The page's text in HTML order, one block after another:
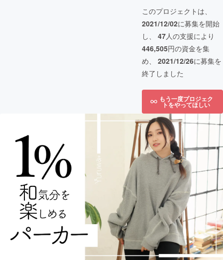
このプロジェクトは、
2021/12/02に募集を開始
し、 47人の支援により
446,505円の資金を集
め、 2021/12/26に募集を
終了しました
もう一度プロジェク
トをやってほしい